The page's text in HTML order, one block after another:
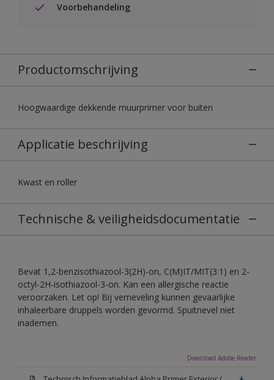
Voorbehandeling
Productomschrijving
Hoogwaardige dekkende muurprimer voor buiten
Applicatie beschrijving
Kwast en roller
Technische & veiligheidsdocumentatie
Bevat 1,2-benzisothiazool-3(2H)-on, C(M)IT/MIT(3:1) en 2-
octyl-2H-isothiazool-3-on. Kan een allergische reactie
veroorzaken. Let op! Bij verneveling kunnen gevaarlijke
inhaleerbare druppels worden gevormd. Spuitnevel niet
inademen.
Download Adobe Reader